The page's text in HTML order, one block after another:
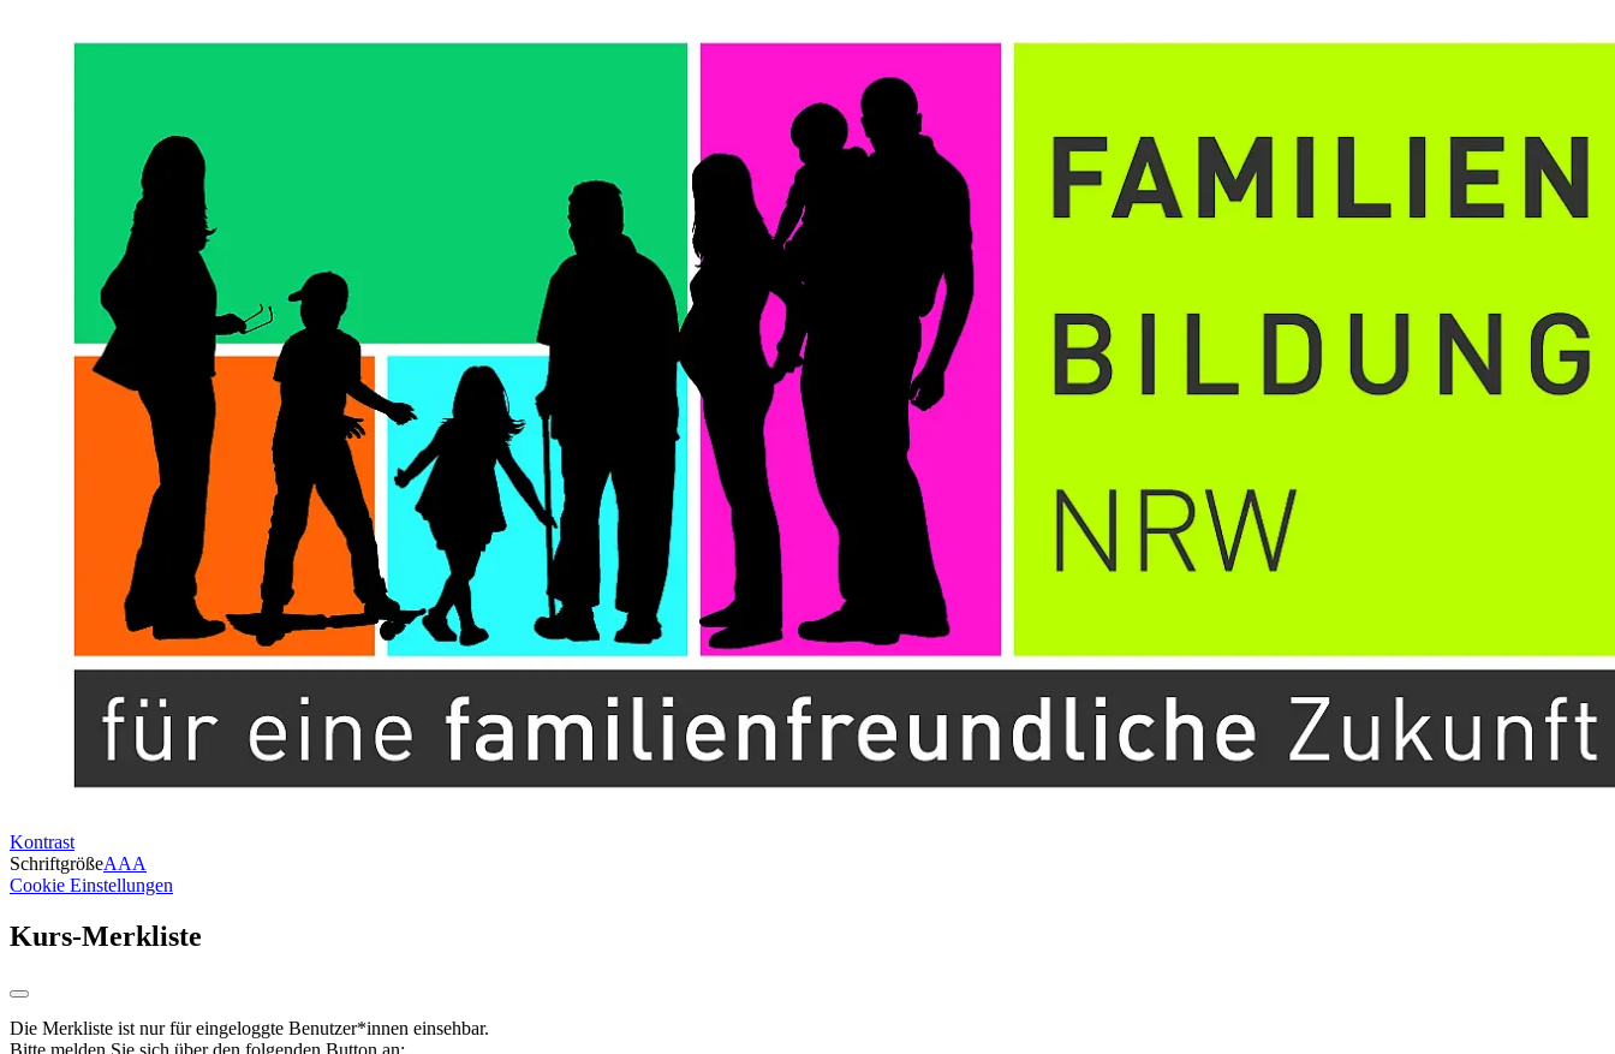
Kontrast
SchriftgrößeAAA
Cookie Einstellungen
Kurs-Merkliste
Die Merkliste ist nur für eingeloggte Benutzer*innen einsehbar.
Bitte melden Sie sich über den folgenden Button an: